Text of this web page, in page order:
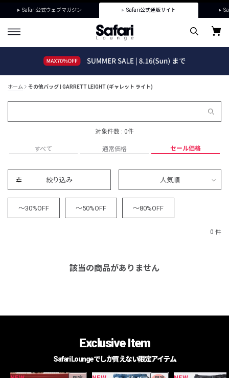
Safari公式ウェブマガジン Safari公式通販サイト
ホーム その他バッグ | GARRETT LEIGHT (ギャレット ライト)
対象件数 : 0件
すべて 通常価格 セール価格
絞り込み 人気順
～30%OFF ～50%OFF ～80%OFF
0 件
該当の商品がありません
Exclusive Item
Safari Loungeでしか買えない限定アイテム